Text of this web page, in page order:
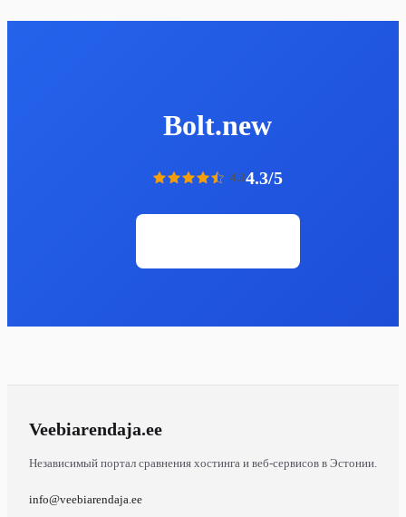
Bolt.new
4.34.3/5
Veebiarendaja.ee
Независимый портал сравнения хостинга и веб-сервисов в Эстонии.
info@veebiarendaja.ee